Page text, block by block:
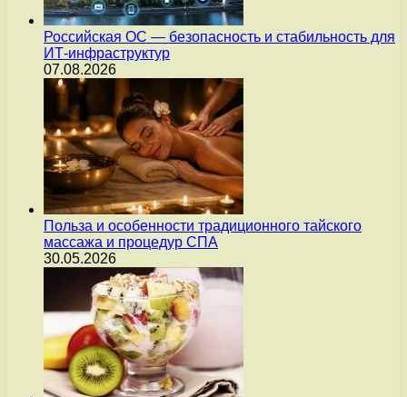
Российская ОС — безопасность и стабильность для
ИТ-инфраструктур
07.08.2026
Польза и особенности традиционного тайского
массажа и процедур СПА
30.05.2026